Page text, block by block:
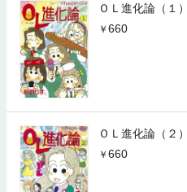
ＯＬ進化論（１）
660
ＯＬ進化論（２）
660